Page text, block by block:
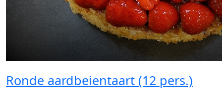
Ronde aardbeientaart (12 pers.)